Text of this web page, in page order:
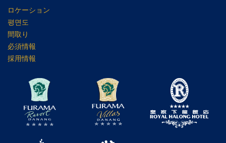
ロケーション
평면도
間取り
必須情報
採用情報